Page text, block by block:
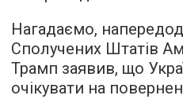
Нагадаємо,
Сполучених Штатів
Трамп заявив, що
очікувати на